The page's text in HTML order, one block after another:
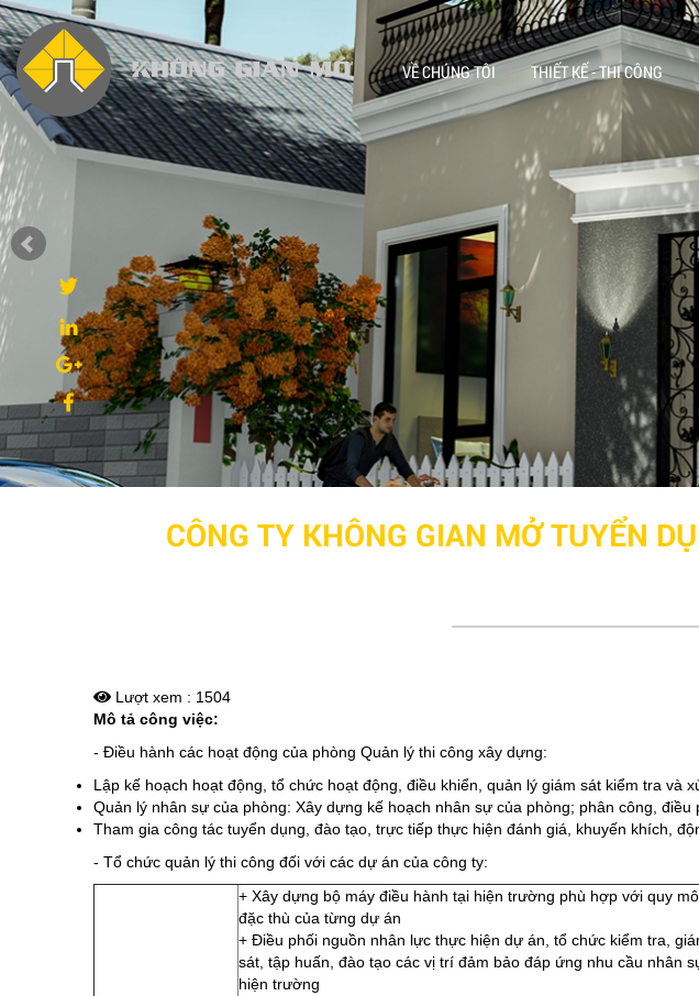
VỀ CHÚNG TÔI THIẾT KẾ - THI CÔNG
CÔNG TY KHÔNG GIAN MỞ TUYỂN
Lượt xem : 1504
Mô tả công việc:
- Điều hành các hoạt động của phòng Quản lý thi công xây dựng:
Lập kế hoạch hoạt động, tổ chức hoạt động, điều khiển, quản lý giám sát kiểm tra và
Quản lý nhân sự của phòng: Xây dựng kế hoạch nhân sự của phòng; phân công,
Tham gia công tác tuyển dụng, đào tạo, trực tiếp thực hiện đánh giá, khuyến khích,
- Tổ chức quản lý thi công đối với các dự án của công ty:
+ Xây dựng bộ máy điều hành tại hiện trường phù hợp với quy
đặc thù của từng dự án
+ Điều phối nguồn nhân lực thực hiện dự án, tổ chức kiểm tra,
sát, tập huấn, đào tạo các vị trí đảm bảo đáp ứng nhu cầu nhân
hiện trường